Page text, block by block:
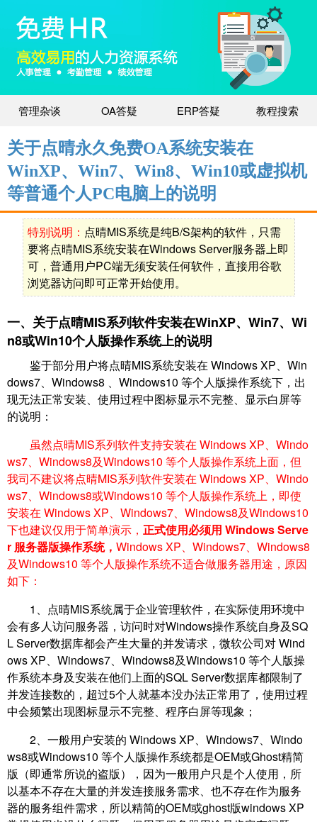
管理杂谈 OA答疑 ERP答疑 教程搜索
关于点晴永久免费OA系统安装在
WinXP、Win7、Win8、Win10或虚拟机
等普通个人PC电脑上的说明
特别说明： 点晴MIS系统是纯B/S架构的软件，只需
要将点晴MIS系统安装在Windows Server服务器上即
可，普通用户PC端无须安装任何软件，直接用谷歌
浏览器访问即可正常开始使用。
一、关于点晴MIS系列软件安装在WinXP、Win7、Wi
n8或Win10个人版操作系统上的说明
鉴于部分用户将点晴MIS系统安装在 Windows XP、Win
dows7、Windows8 、Windows10 等个人版操作系统下，出
现无法正常安装、使用过程中图标显示不完整、显示白屏等
的说明：
虽然点晴MIS系列软件支持安装在 Windows XP、Windo
ws7、Windows8及Windows10 等个人版操作系统上面，但
我司不建议将点晴MIS系列软件安装在 Windows XP、Windo
ws7、Windows8或Windows10 等个人版操作系统上，即使
安装在 Windows XP、Windows7、Windows8及Windows10
下也建议仅用于简单演示， 正式使用必须用 Windows Serve
r 服务器版操作系统， Windows XP、Windows7、Windows8
及Windows10 等个人版操作系统不适合做服务器用途，原因
如下：
1、点晴MIS系统属于企业管理软件，在实际使用环境中
会有多人访问服务器，访问时对Windows操作系统自身及SQ
L Server数据库都会产生大量的并发请求，微软公司对 Wind
ows XP、Windows7、Windows8及Windows10 等个人版操
作系统本身及安装在他们上面的SQL Server数据库都限制了
并发连接数的，超过5个人就基本没办法正常用了，使用过程
中会频繁出现图标显示不完整、程序白屏等现象；
2、一般用户安装的 Windows XP、Windows7、Windo
ws8或Windows10 等个人版操作系统都是OEM或Ghost精简
版（即通常所说的盗版），因为一般用户只是个人使用，所
以基本不存在大量的并发连接服务需求、也不存在作为服务
器的服务组件需求，所以精简的OEM或ghost版windows XP